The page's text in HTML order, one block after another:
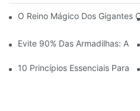
O Reino Mágico Dos Gigantes
Evite 90% Das Armadilhas: Ao
10 Princípios Essenciais Para